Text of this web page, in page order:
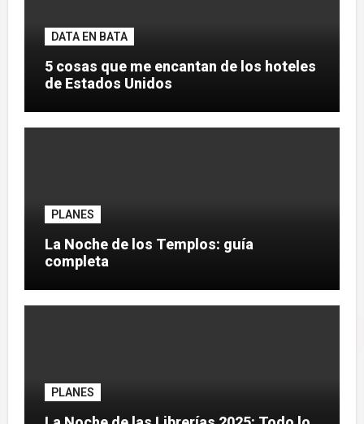
DATA EN BATA
5 cosas que me encantan de los hoteles
de Estados Unidos
PLANES
La Noche de los Templos: guía
completa
PLANES